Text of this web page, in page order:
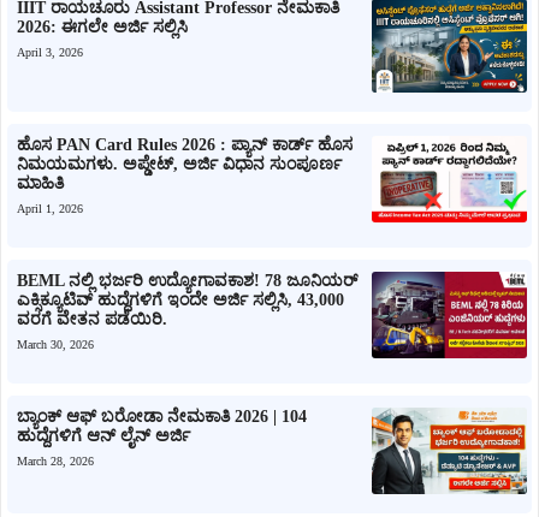
IIIT ರಾಯಚೂರು Assistant Professor ನೇಮಕಾತಿ
2026: ಈಗಲೇ ಅರ್ಜಿ ಸಲ್ಲಿಸಿ
April 3, 2026
ಹೊಸ PAN Card Rules 2026 : ಪ್ಯಾನ್ ಕಾರ್ಡ್ ಹೊಸ
ನಿಮಯಮಗಳು. ಅಪ್ಡೇಟ್, ಅರ್ಜಿ ವಿಧಾನ ಸುಂಪೂರ್ಣ
ಮಾಹಿತಿ
April 1, 2026
BEML ನಲ್ಲಿ ಭರ್ಜರಿ ಉದ್ಯೋಗಾವಕಾಶ! 78 ಜೂನಿಯರ್
ಎಕ್ಸಿಕ್ಯೂಟಿವ್ ಹುದ್ದೆಗಳಿಗೆ ಇಂದೇ ಅರ್ಜಿ ಸಲ್ಲಿಸಿ, 43,000
ವರಗೆ ವೇತನ ಪಡೆಯಿರಿ.
March 30, 2026
ಬ್ಯಾಂಕ್ ಆಫ್ ಬರೋಡಾ ನೇಮಕಾತಿ 2026 | 104
ಹುದ್ದೆಗಳಿಗೆ ಆನ್ ಲೈನ್ ಅರ್ಜಿ
March 28, 2026